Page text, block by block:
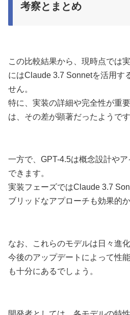
考察とまとめ
この比較結果から、現時点では
にはClaude 3.7 Sonnetを活用す
せん。
特に、実装の詳細や完全性が重
は、その差が顕著だったようです
一方で、GPT-4.5は概念設計や
できます。
実装フェーズではClaude 3.7
ブリッドなアプローチも効果的
なお、これらのモデルは日々進化
今後のアップデートによって性
も十分にあるでしょう。